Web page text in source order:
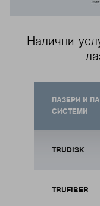
Налични
ЛАЗЕРИ И
СИСТЕМИ
TRUDISK
TRUFIBER